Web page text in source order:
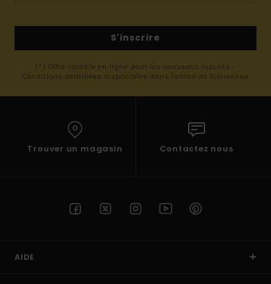
S'inscrire
(*) Offre valable en ligne pour les nouveaux inscrits -
Conditions détaillées disponibles dans l'email de bienvenue
Trouver un magasin Contactez nous
AIDE